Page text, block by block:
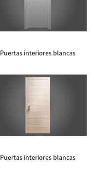
Puertas interiores blancas
Puertas interiores blancas